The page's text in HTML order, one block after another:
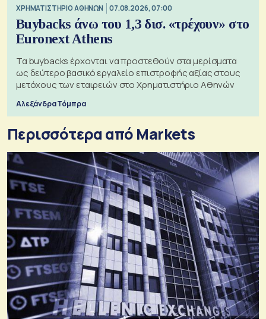
XΡΗΜΑΤΙΣΤΗΡΙΟ ΑΘΗΝΩΝ 07.08.2026, 07:00
Buybacks άνω του 1,3 δισ. «τρέχουν» στο
Euronext Athens
Τα buybacks έρχονται να προστεθούν στα μερίσματα
ως δεύτερο βασικό εργαλείο επιστροφής αξίας στους
μετόχους των εταιρειών στο Χρηματιστήριο Αθηνών
Αλεξάνδρα Τόμπρα
Περισσότερα από Markets